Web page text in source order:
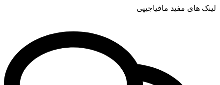
لینک های مفید مافیاجیپی